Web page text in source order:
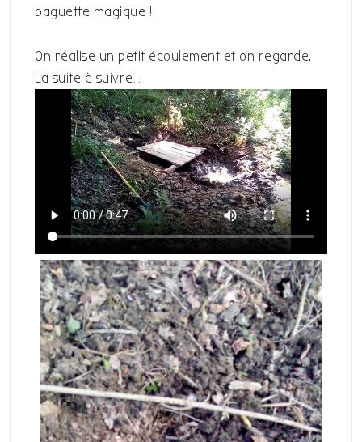
baguette magique !
On réalise un petit écoulement et on regarde.
La suite à suivre…